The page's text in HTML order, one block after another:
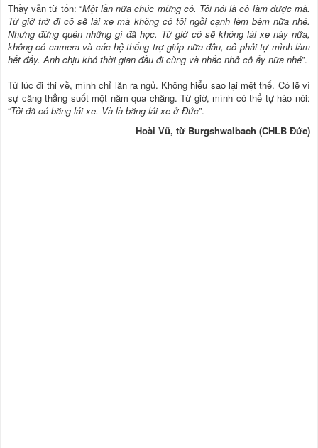
Thầy vẫn từ tốn: “Một lần nữa chúc mừng cô. Tôi nói là cô làm được mà.
Từ giờ trở đi cô sẽ lái xe mà không có tôi ngồi cạnh lèm bèm nữa nhé.
Nhưng đừng quên những gì đã học. Từ giờ cô sẽ không lái xe này nữa,
không có camera và các hệ thống trợ giúp nữa đâu, cô phải tự mình làm
hết đấy. Anh chịu khó thời gian đầu đi cùng và nhắc nhở cô ấy nữa nhé”.
Từ lúc đi thi về, mình chỉ lăn ra ngủ. Không hiểu sao lại mệt thế. Có lẽ vì
sự căng thẳng suốt một năm qua chăng. Từ giờ, mình có thể tự hào nói:
“Tôi đã có bằng lái xe. Và là bằng lái xe ở Đức”.
Hoài Vũ, từ Burgshwalbach (CHLB Ðức)